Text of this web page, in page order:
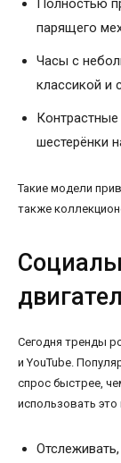
Полностью
парящего
Часы с
классикой и
шестерёнки
Такие модели
также
Сегодня тренды
и YouTube.
спрос быстрее,
использовать